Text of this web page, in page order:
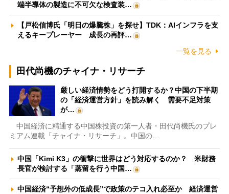
端半導体の製造に不可欠な検査装…
【戸松信博氏「明日の爆騰株」を探せ】TDK：AIインフラを支
えるキープレーヤー 成長の再評…
一覧を見る
田代尚機のチャイナ・リサーチ
厳しい経済情勢をどう打開するか？中国の下半期
の「経済運営方針」を読み解く 需要不足対策
が…
中国経済に精通する中国株投資の第一人者・田代尚機氏のプレ
ミアム連載「チャイナ・リサーチ」。中国の…
中国「Kimi K3」の衝撃に世界はどう対応するのか？ 米財務
長官が検討する「蒸留を行う中国…
中国経済“予想外の低成長”で政策のテコ入れ必至か 経済運営